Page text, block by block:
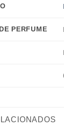
PERFUME